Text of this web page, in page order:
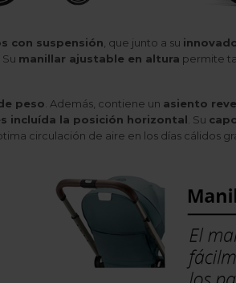
con suspensión, que junto a su
manillar ajustable en altura permite
peso. Además, contiene un asiento
incluída la posición horizontal. Su
circulación de aire en los días cálidos